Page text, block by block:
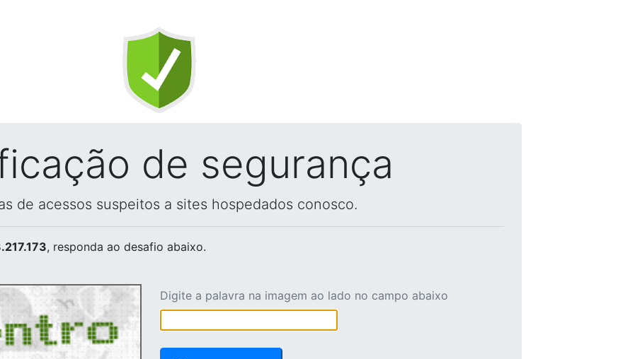
de segurança
de acessos suspeitos a sites hospedados conosco.
, responda ao desafio abaixo.
Digite a palavra na imagem ao lado no campo abaixo